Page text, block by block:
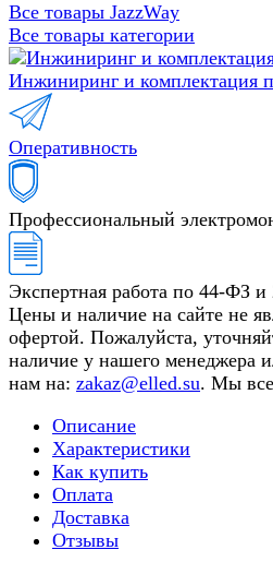
Все товары JazzWay
Все товары категории
Инжиниринг и комплектация
Оперативность
Профессиональный
Экспертная работа по 44-ФЗ
Цены и наличие на сайте не
офертой. Пожалуйста,
наличие у нашего менеджера
нам на: zakaz@elled.su. Мы
Описание
Характеристики
Как купить
Оплата
Доставка
Отзывы